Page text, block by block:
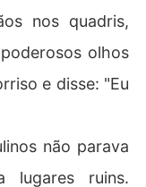
nos quadris,
olhos
e disse: "Eu
não parava
lugares ruins.